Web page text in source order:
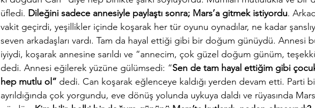
üfledi. Dileğini sadece annesiyle paylaştı sonra; Mars’a gitmek istiyordu.
vakit geçirdi, yeşillikler içinde koşarak her tür oyunu oynadılar, ne kadar
seven arkadaşları vardı. Tam da hayal ettiği gibi bir doğum günüydü. Annesi
iyiydi, koşarak annesine sarıldı ve “annecim, çok güzel doğum günüm,
dedi. Annesi eğilerek yüzüne gülümsedi: “Sen de tam hayal ettiğim gibi
hep mutlu ol” dedi. Can koşarak eğlenceye kaldığı yerden devam etti. Parti
ayrıldığında çok yorgundu, eve dönüş yolunda uykuya daldı ve rüyasında